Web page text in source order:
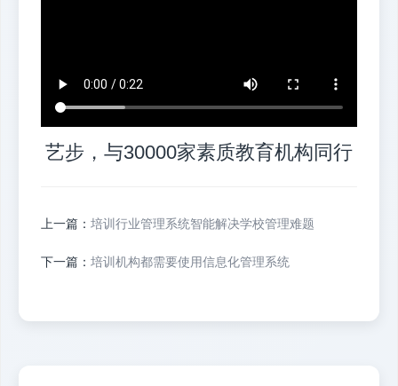
艺步，与30000家素质教育机构同行
上一篇： 培训行业管理系统智能解决学校管理难题
下一篇： 培训机构都需要使用信息化管理系统